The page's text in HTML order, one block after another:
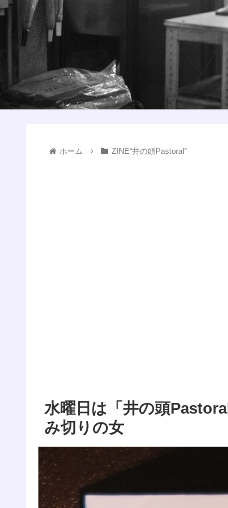
ホーム ZINE“井の頭Pastoral”
水曜日は「井の頭
み切りの女